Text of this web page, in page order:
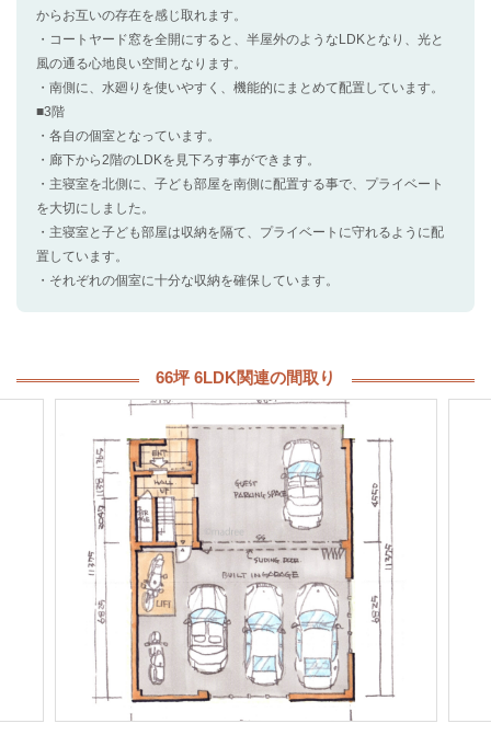
からお互いの存在を感じ取れます。
・コートヤード窓を全開にすると、半屋外のようなLDKとなり、光と
風の通る心地良い空間となります。
・南側に、水廻りを使いやすく、機能的にまとめて配置しています。
■3階
・各自の個室となっています。
・廊下から2階のLDKを見下ろす事ができます。
・主寝室を北側に、子ども部屋を南側に配置する事で、プライベート
を大切にしました。
・主寝室と子ども部屋は収納を隔て、プライベートに守れるように配
置しています。
・それぞれの個室に十分な収納を確保しています。
66坪 6LDK関連の間取り